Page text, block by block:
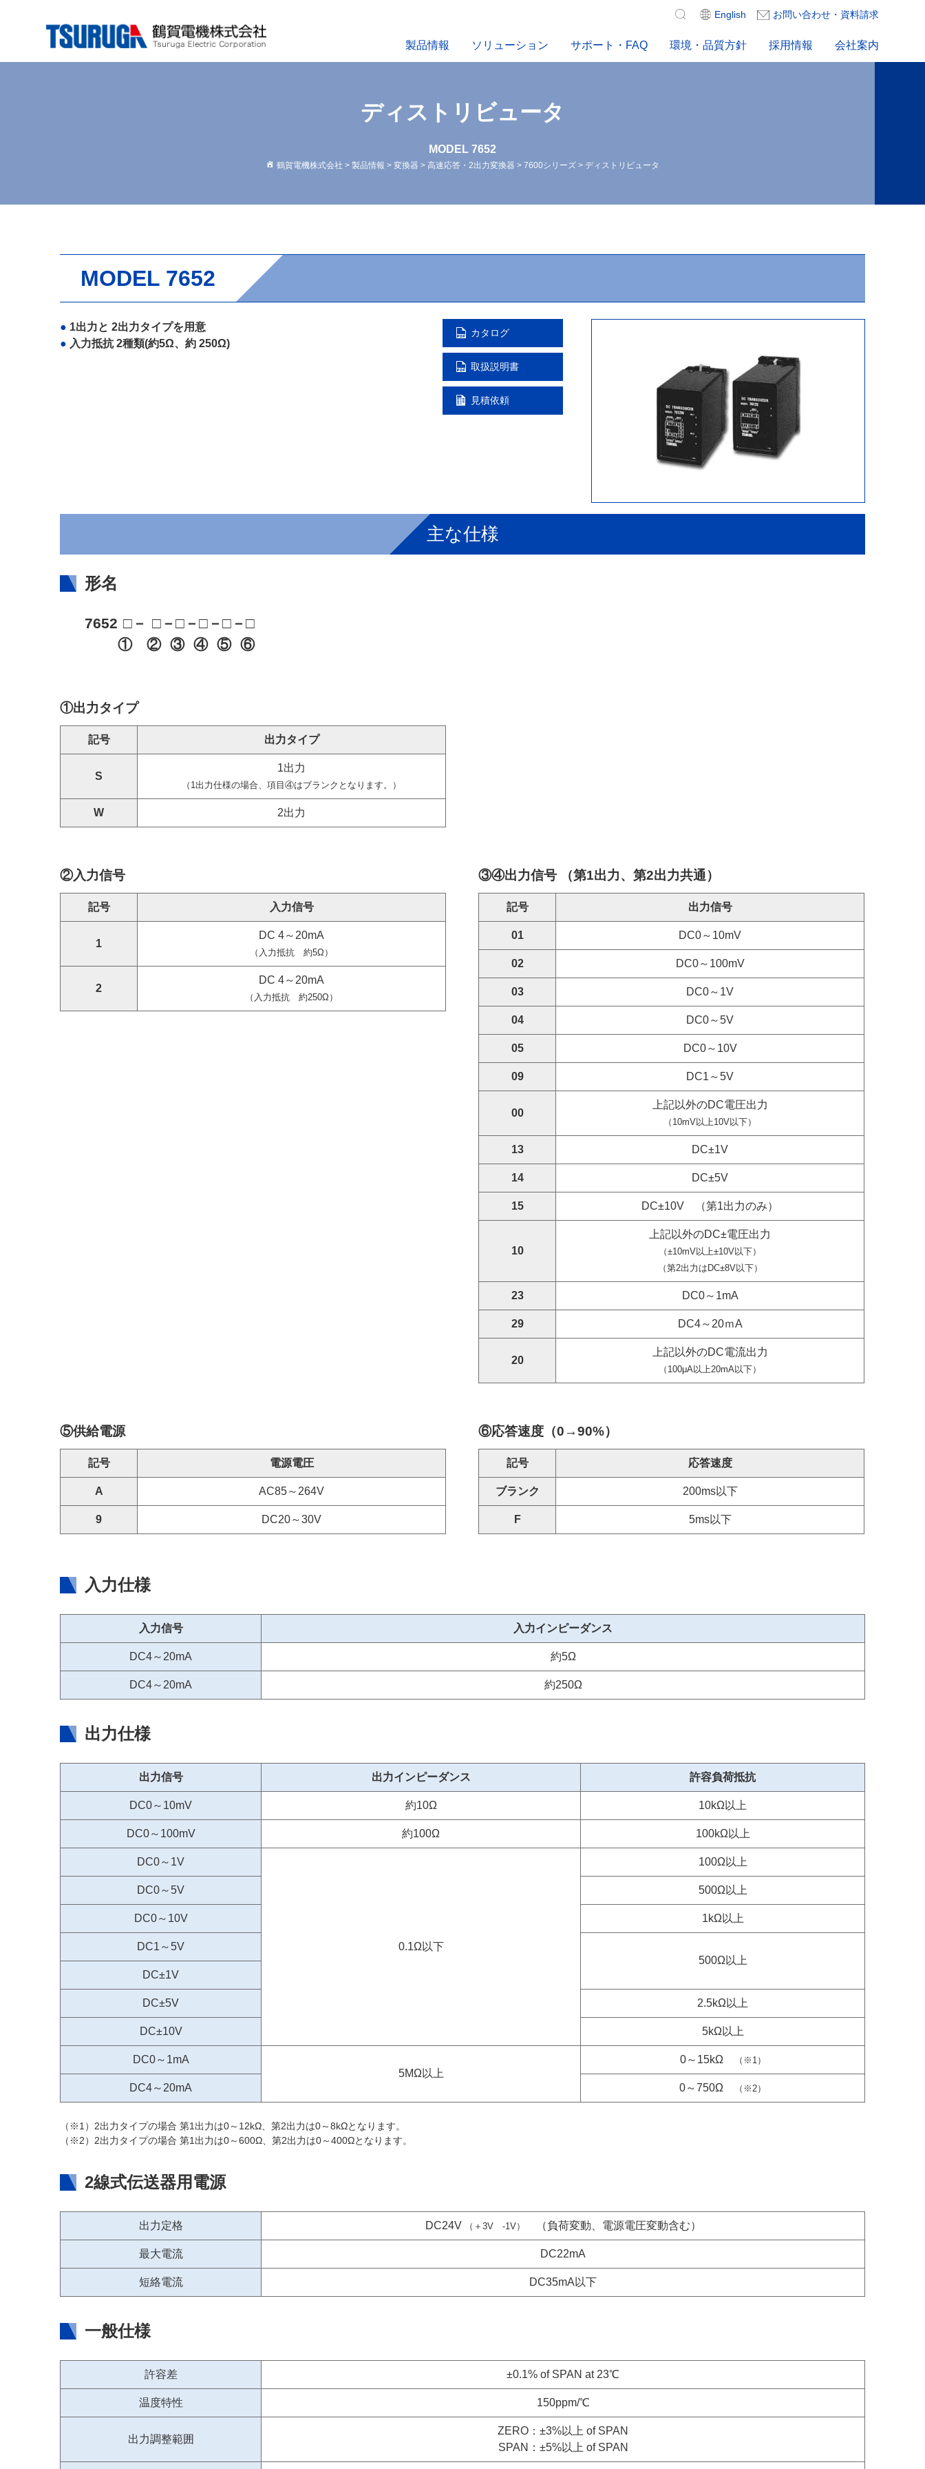
索:
English お問い合わせ・資料請求
製品情報 ソリューション サポート・FAQ 環境・品質方針 採用情報 会社案内
ディストリビュータ
MODEL 7652
鶴賀電機株式会社 > 製品情報 > 変換器 > 高速応答・2出力変換器 > 7600シリーズ > ディストリビュータ
MODEL 7652
1出力と 2出力タイプを用意
入力抵抗 2種類(約5Ω、約 250Ω)
カタログ
取扱説明書
見積依頼
主な仕様
形名
7652 □ － □ －□ －□ －□ －□
①
② ③ ④ ⑤ ⑥
①出力タイプ
記号 出力タイプ
S
1出力
（1出力仕様の場合、項目④はブランクとなります。）
W 2出力
②入力信号
記号 入力信号
1
DC 4～20mA
（入力抵抗 約5Ω）
2
DC 4～20mA
（入力抵抗 約250Ω）
③④出力信号 （第1出力、第2出力共通）
記号 出力信号
01 DC0～10mV
02 DC0～100mV
03 DC0～1V
04 DC0～5V
05 DC0～10V
09 DC1～5V
00
上記以外のDC電圧出力
（10mV以上10V以下）
13 DC±1V
14 DC±5V
15 DC±10V （第1出力のみ）
10
上記以外のDC±電圧出力
（±10mV以上±10V以下）
（第2出力はDC±8V以下）
23 DC0～1mA
29 DC4～20ｍA
20
上記以外のDC電流出力
（100μA以上20mA以下）
⑤供給電源
記号 電源電圧
A AC85～264V
9 DC20～30V
⑥応答速度（0→90%）
記号 応答速度
ブランク 200ms以下
F 5ms以下
入力仕様
入力信号 入力インピーダンス
DC4～20mA 約5Ω
DC4～20mA 約250Ω
出力仕様
出力信号 出力インピーダンス 許容負荷抵抗
DC0～10mV 約10Ω 10kΩ以上
DC0～100mV 約100Ω 100kΩ以上
DC0～1V
0.1Ω以下
100Ω以上
DC0～5V 500Ω以上
DC0～10V 1kΩ以上
DC1～5V
500Ω以上
DC±1V
DC±5V 2.5kΩ以上
DC±10V 5kΩ以上
DC0～1mA
5MΩ以上
0～15kΩ （※1）
DC4～20mA 0～750Ω （※2）
（※1）2出力タイプの場合 第1出力は0～12kΩ、第2出力は0～8kΩとなります。
（※2）2出力タイプの場合 第1出力は0～600Ω、第2出力は0～400Ωとなります。
2線式伝送器用電源
出力定格 DC24V （＋3V -1V） （負荷変動、電源電圧変動含む）
最大電流 DC22mA
短絡電流 DC35mA以下
一般仕様
許容差 ±0.1% of SPAN at 23℃
温度特性 150ppm/℃
出力調整範囲
ZERO：±3%以上 of SPAN
SPAN：±5%以上 of SPAN